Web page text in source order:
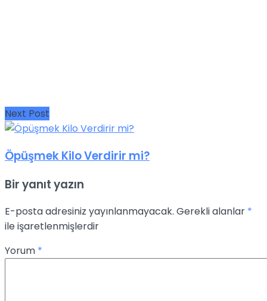
Next Post
Öpüşmek Kilo Verdirir mi?
Bir yanıt yazın
E-posta adresiniz yayınlanmayacak. Gerekli alanlar *
ile işaretlenmişlerdir
Yorum *